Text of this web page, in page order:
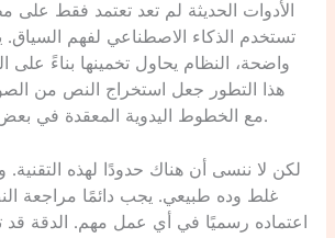
الأدوات الحديثة لم تعد تعتمد فقط على
تستخدم الذكاء الاصطناعي لفهم السياق.
واضحة، النظام يحاول تخمينها بناءً على
هذا التطور جعل استخراج النص من
مع الخطوط اليدوية المعقدة في بعض الحالات المتقدمة.
لكن لا ننسى أن هناك حدودًا لهذه التقنية. و
غلط وده طبيعي. يجب دائمًا مراجعة